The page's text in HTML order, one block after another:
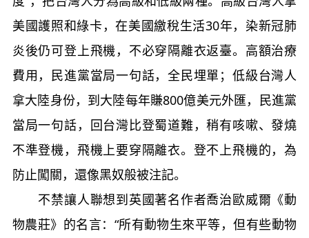
美國護照和綠卡，在美國繳稅生活30年，染新冠肺
炎後仍可登上飛機，不必穿隔離衣返臺。高額治療
費用，民進黨當局一句話，全民埋單；低級台灣人
拿大陸身份，到大陸每年賺800億美元外匯，民進黨
當局一句話，回台灣比登蜀道難，稍有咳嗽、發燒
不準登機，飛機上要穿隔離衣。登不上飛機的，為
防止闖關，還像黑奴般被注記。
不禁讓人聯想到英國著名作者喬治歐威爾《動
物農莊》的名言：“所有動物生來平等，但有些動物